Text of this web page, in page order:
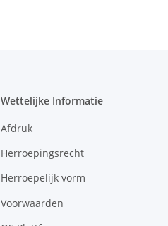
Wettelijke Informatie
Afdruk
Herroepingsrecht
Herroepelijk vorm
Voorwaarden